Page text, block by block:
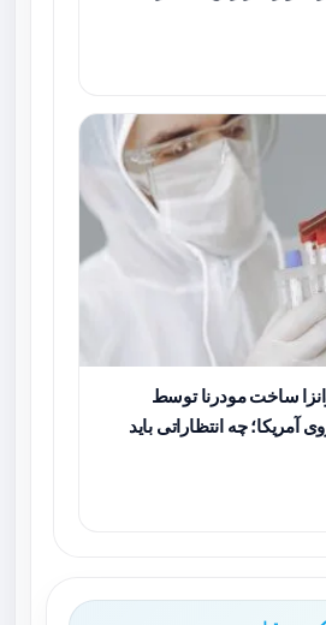
ساخت مودرنا توسط
آمریکا؛ چه انتظاراتی باید